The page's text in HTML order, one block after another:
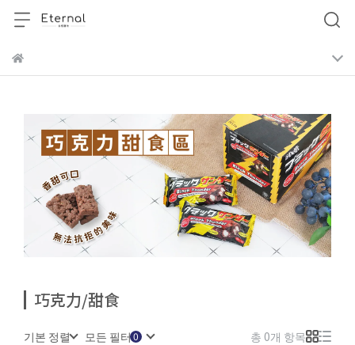
巧克力/甜食
기본 정렬 모든 필터 총 0개 항목